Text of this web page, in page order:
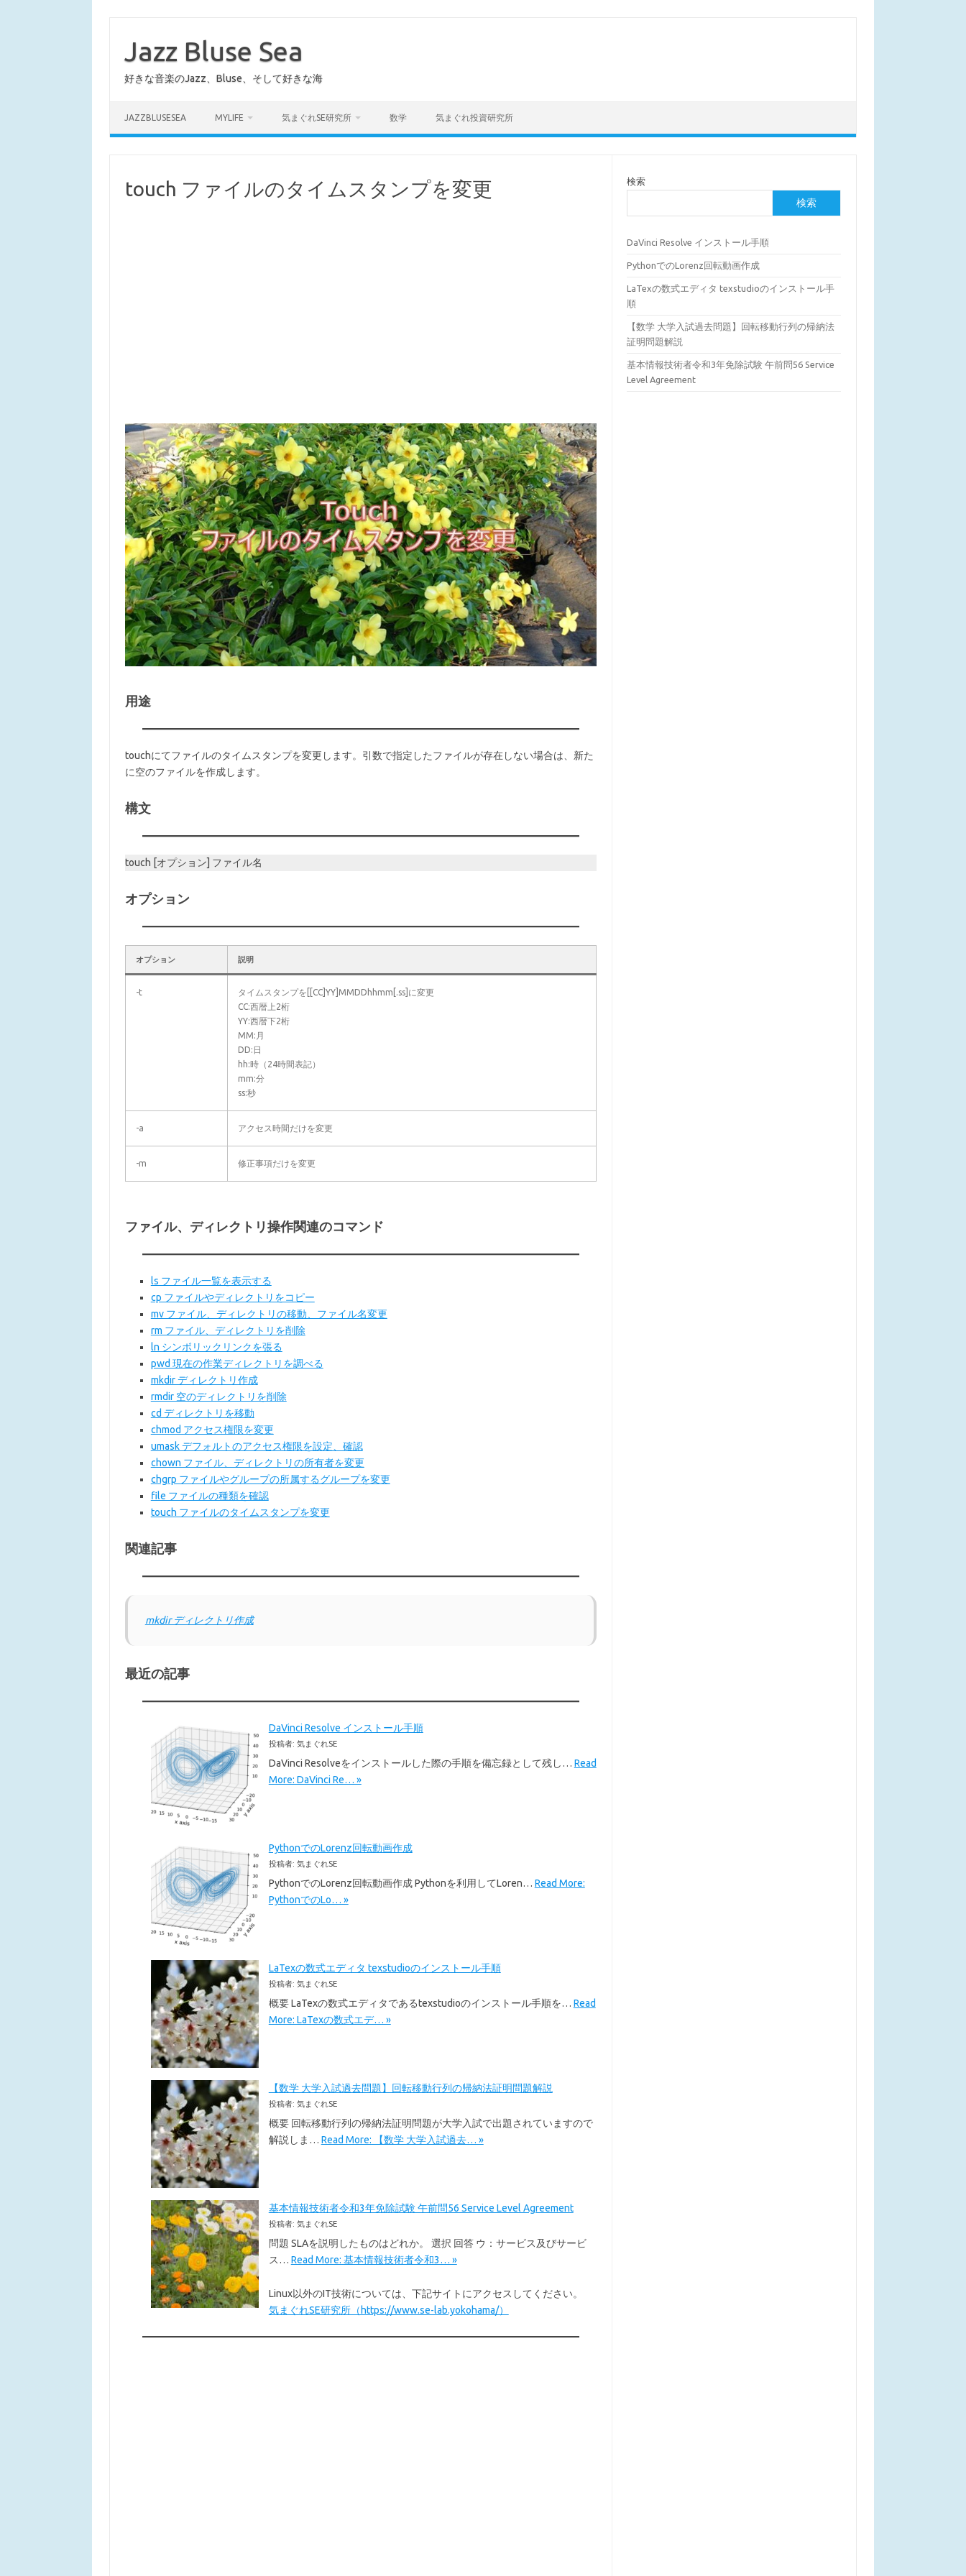
Jazz Bluse Sea
好きな音楽のJazz、Bluse、そして好きな海
JAZZBLUSESEA MYLIFE 気まぐれSE研究所 数学 気まぐれ投資研究所
touch ファイルのタイムスタンプを変更
用途
touchにてファイルのタイムスタンプを変更します。引数で指定したファイルが存在しない場合は、新た
に空のファイルを作成します。
構文
touch [オプション] ファイル名
オプション
オプション 説明
-t
タイムスタンプを[[CC]YY]MMDDhhmm[.ss]に変更
CC:西暦上2桁
YY:西暦下2桁
MM:月
DD:日
hh:時（24時間表記）
mm:分
ss:秒
-a アクセス時間だけを変更
-m 修正事項だけを変更
ファイル、ディレクトリ操作関連のコマンド
ls ファイル一覧を表示する
cp ファイルやディレクトリをコピー
mv ファイル、ディレクトリの移動、ファイル名変更
rm ファイル、ディレクトリを削除
ln シンボリックリンクを張る
pwd 現在の作業ディレクトリを調べる
mkdir ディレクトリ作成
rmdir 空のディレクトリを削除
cd ディレクトリを移動
chmod アクセス権限を変更
umask デフォルトのアクセス権限を設定、確認
chown ファイル、ディレクトリの所有者を変更
chgrp ファイルやグループの所属するグループを変更
file ファイルの種類を確認
touch ファイルのタイムスタンプを変更
関連記事
mkdir ディレクトリ作成
最近の記事
DaVinci Resolve インストール手順
投稿者: 気まぐれSE
DaVinci Resolveをインストールした際の手順を備忘録として残し… Read
More: DaVinci Re… »
PythonでのLorenz回転動画作成
投稿者: 気まぐれSE
PythonでのLorenz回転動画作成 Pythonを利用してLoren… Read More:
PythonでのLo… »
LaTexの数式エディタ texstudioのインストール手順
投稿者: 気まぐれSE
概要 LaTexの数式エディタであるtexstudioのインストール手順を… Read
More: LaTexの数式エデ… »
【数学 大学入試過去問題】回転移動行列の帰納法証明問題解説
投稿者: 気まぐれSE
概要 回転移動行列の帰納法証明問題が大学入試で出題されていますので
解説しま… Read More: 【数学 大学入試過去… »
基本情報技術者令和3年免除試験 午前問56 Service Level Agreement
投稿者: 気まぐれSE
問題 SLAを説明したものはどれか。 選択 回答 ウ：サービス及びサービ
ス… Read More: 基本情報技術者令和3… »
Linux以外のIT技術については、下記サイトにアクセスしてください。
気まぐれSE研究所（https://www.se-lab.yokohama/）
検索
検索
DaVinci Resolve インストール手順
PythonでのLorenz回転動画作成
LaTexの数式エディタ texstudioのインストール手
順
【数学 大学入試過去問題】回転移動行列の帰納法
証明問題解説
基本情報技術者令和3年免除試験 午前問56 Service
Level Agreement